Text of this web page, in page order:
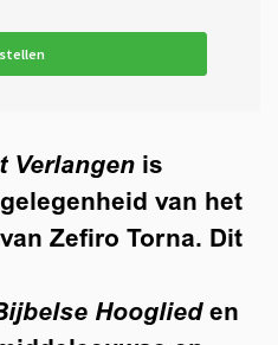
Verlangen is
van het
Zefiro Torna. Dit
Hooglieden